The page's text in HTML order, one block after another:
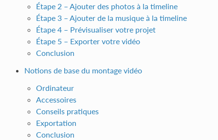
Étape 2 – Ajouter des photos à la timeline
Étape 3 – Ajouter de la musique à la timeline
Étape 4 – Prévisualiser votre projet
Étape 5 – Exporter votre vidéo
Conclusion
Notions de base du montage vidéo
Ordinateur
Accessoires
Conseils pratiques
Exportation
Conclusion